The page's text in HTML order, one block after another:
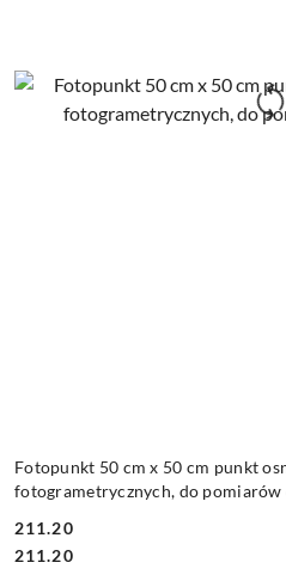
Fotopunkt 50 cm x 50 cm punkt
fotogrametrycznych, do pomiarów
Cena:
211.20
Cena:
211.20